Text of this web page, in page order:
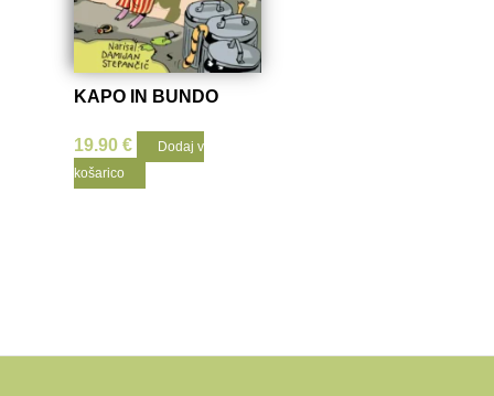
KAPO IN BUNDO
19.90€
Dodaj v
košarico